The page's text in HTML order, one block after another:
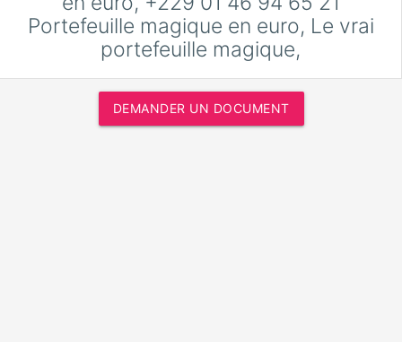
Portefeuille magique en euro, Le vrai
portefeuille magique,
DEMANDER UN DOCUMENT